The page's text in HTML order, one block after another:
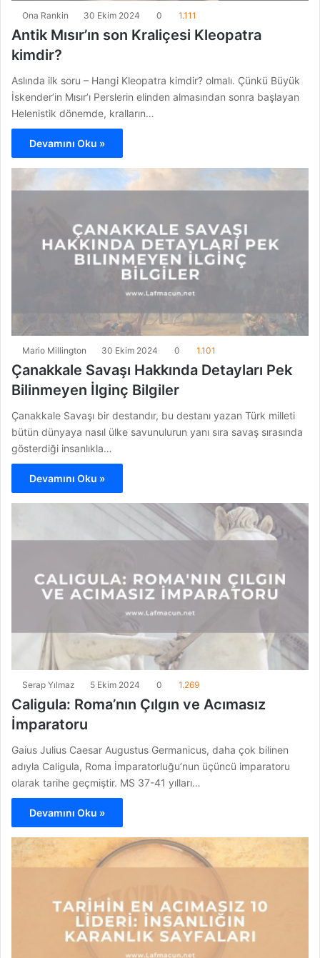
Ona Rankin 30 Ekim 2024 0 1.111
Antik Mısır’ın son Kraliçesi Kleopatra
kimdir?
Aslında ilk soru – Hangi Kleopatra kimdir? olmalı. Çünkü Büyük
İskender’in Mısır’ı Perslerin elinden almasından sonra başlayan
Helenistik dönemde, kralların…
Devamını Oku »
Mario Millington 30 Ekim 2024 0 1.101
Çanakkale Savaşı Hakkında Detayları Pek
Bilinmeyen İlginç Bilgiler
Çanakkale Savaşı bir destandır, bu destanı yazan Türk milleti
bütün dünyaya nasıl ülke savunulurun yanı sıra savaş sırasında
gösterdiği insanlıkla…
Devamını Oku »
Serap Yılmaz 5 Ekim 2024 0 1.269
Caligula: Roma’nın Çılgın ve Acımasız
İmparatoru
Gaius Julius Caesar Augustus Germanicus, daha çok bilinen
adıyla Caligula, Roma İmparatorluğu’nun üçüncü imparatoru
olarak tarihe geçmiştir. MS 37-41 yılları…
Devamını Oku »